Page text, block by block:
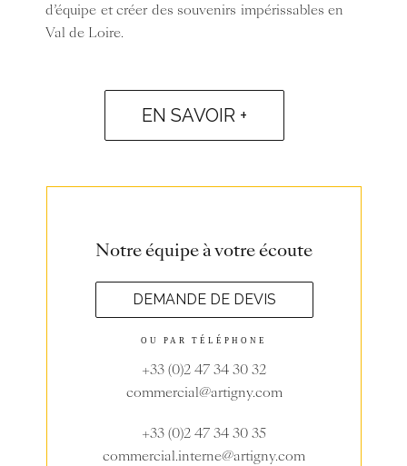
d’équipe et créer des souvenirs impérissables en
Val de Loire.
EN SAVOIR +
Notre équipe à votre écoute
DEMANDE DE DEVIS
OU PAR TÉLÉPHONE
+33 (0)2 47 34 30 32
commercial@artigny.com
+33 (0)2 47 34 30 35
commercial.interne@artigny.com